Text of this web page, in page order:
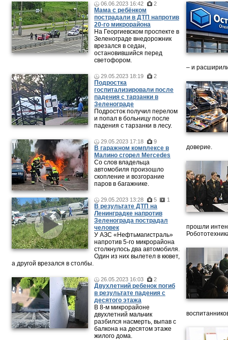
06.06.2023 16:42 2
Мама c ребёнком
пострадали в ДТП напротив
20-го микрорайона
На Георгиевском проспекте в
Зеленограде внедорожник
врезался в седан,
остановившийся перед
светофором.
29.05.2023 18:19 2
Подростка
госпитализировали после
падения с тарзанки в
Зеленограде
Подросток получил перелом
и попал в больницу после
падения с тарзанки в лесу.
29.05.2023 17:18 9
В гаражном комплексе в
Малино сгорел Mercedes
Со слов владельца
автомобиля произошло
скопление и возгорание
паров в багажнике.
29.05.2023 13:28 5 1
В результате ДТП на
Ленинградке напротив
Зеленограда пострадал
человек
У АЗС «Нефтьмагистраль»
напротив 5-го микрорайона
столкнулось два автомобиля.
Один из них вылетел в кювет,
а другой врезался в столбы.
26.05.2023 16:03 2
Двухлетний ребенок погиб
в результате падения с
десятого этажа
В 8-м микрорайоне
двухлетний мальчик
разбился насмерть, выпав с
балкона на десятом этаже
жилого дома.
– и
доверие.
прошли